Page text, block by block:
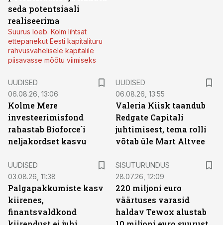
seda potentsiaali
realiseerima
Suurus loeb. Kolm lihtsat
ettepanekut Eesti kapitalituru
rahvusvahelisele kapitalile
piisavasse mõõtu viimiseks
UUDISED
06.08.26, 13:06
Kolme Mere
investeerimisfond
rahastab Bioforce´i
neljakordset kasvu
UUDISED
06.08.26, 13:55
Valeria Kiisk taandub
Redgate Capitali
juhtimisest, tema rolli
võtab üle Mart Altvee
UUDISED
03.08.26, 11:38
Palgapakkumiste kasv
kiirenes,
finantsvaldkond
SISUTURUNDUS
28.07.26, 12:09
220 miljoni euro
väärtuses varasid
haldav Tewox alustab